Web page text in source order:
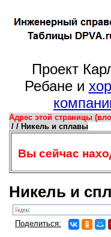
Проект
Ребане и
Адрес этой страницы
/ / Никель и сплавы
Вы сейчас
Никель и
Поделиться: